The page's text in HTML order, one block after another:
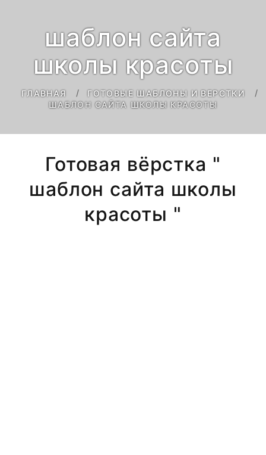
шаблон сайта
школы красоты
ГЛАВНАЯ
ГОТОВЫЕ ШАБЛОНЫ И ВЕРСТКИ
ШАБЛОН САЙТА ШКОЛЫ КРАСОТЫ
Готовая вёрстка "
шаблон сайта школы
красоты "